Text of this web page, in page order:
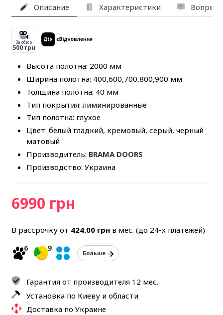
Описание Характеристики
За обзор
500 грн
Высота полотна: 2000 мм
Ширина полотна: 400,600,700,800,900 мм
Толщина полотна: 40 мм
Тип покрытия: лиминированные
Тип полотна: глухое
Цвет: белый гладкий, кремовый, серый, черный
матовый
Производитель: BRAMA DOORS
Производство: Украина
6990 грн
В рассрочку от 424.00грнв мес. (до 24-х платежей)
6
9
Больше
Гарантия от производителя 12 мес.
Установка по Киеву и области
Доставка по Украине